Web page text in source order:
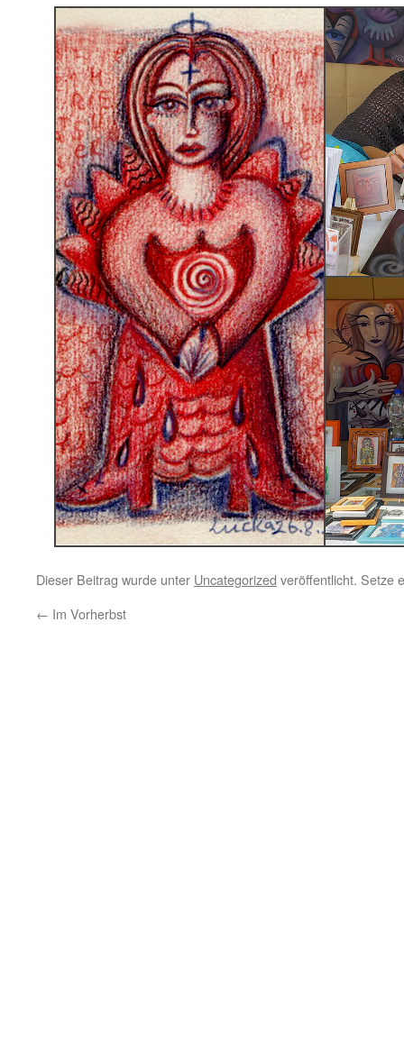
Dieser Beitrag wurde unter Uncategorized veröffentlicht. Setze
← Im Vorherbst